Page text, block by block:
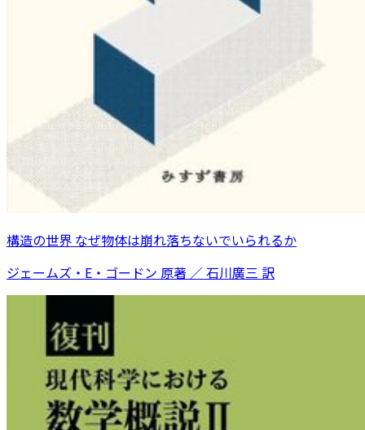
構造の世界 なぜ物体は崩れ落ちないでいられるか
ジェームズ・E・ゴードン 原著 ／ 石川廣三 訳